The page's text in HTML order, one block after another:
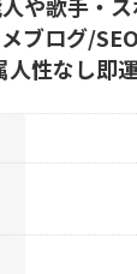
ブログ/
人性なし即